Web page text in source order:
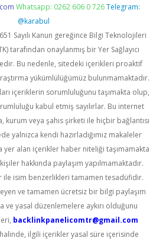
Whatsapp: 0262 606 0 726 Telegram:
@karabul
Sayılı Kanun gereğince Bilgi Teknolojileri
tarafından onaylanmış bir Yer Sağlayıcı
Bu nedenle, sitedeki içerikleri proaktif
yükümlülüğümüz bulunmamaktadır.
içeriklerin sorumluluğunu taşımakta olup,
kabul etmiş sayılırlar. Bu internet
veya şahıs şirketi ile hiçbir bağlantısı
yalnızca kendi hazırladığımız makaleler
yer alan içerikler haber niteliği taşımamakta
hakkında paylaşım yapılmamaktadır.
ile isim benzerlikleri tamamen tesadüfidir.
ve tamamen ücretsiz bir bilgi paylaşım
ve yasal düzenlemelere aykırı olduğunu
backlinkpanelicomtr@gmail.com
ilgili içerikler yasal süre içerisinde